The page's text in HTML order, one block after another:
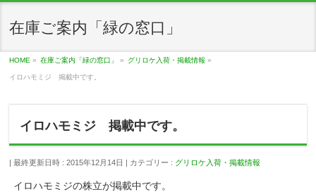
在庫ご案内「緑の窓口」
HOME » 在庫ご案内「緑の窓口」 » グリロケ入荷・掲載情報 »
イロハモミジ 掲載中です。
イロハモミジ 掲載中です。
最終更新日時 : 2015年12月14日 カテゴリー : グリロケ入荷・掲載情報
イロハモミジの株立が掲載中です。